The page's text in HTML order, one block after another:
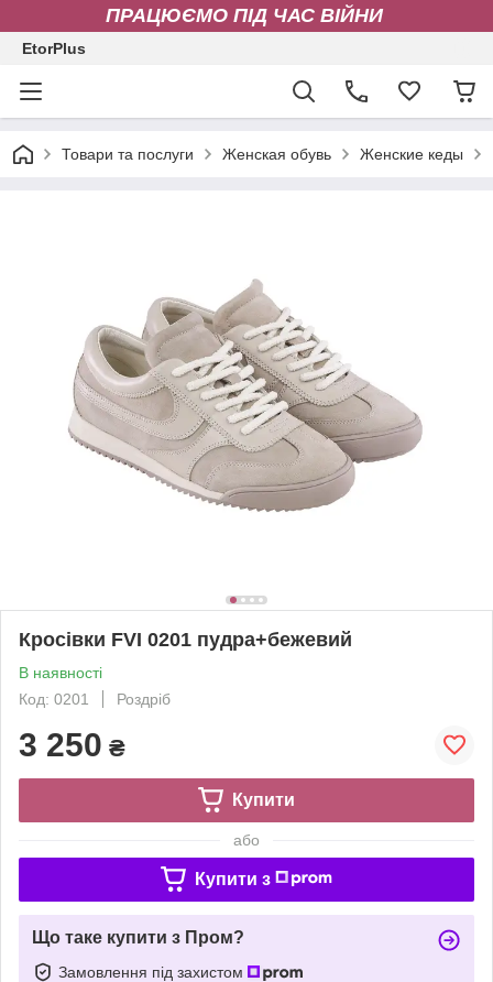
ПРАЦЮЄМО ПІД ЧАС ВІЙНИ
EtorPlus
Товари та послуги Женская обувь Женские кеды
Кросівки FVI 0201 пудра+бежевий
В наявності
Код: 0201
Роздріб
3 250 ₴
Купити
або
Купити з
Що таке купити з Пром?
Замовлення під захистом